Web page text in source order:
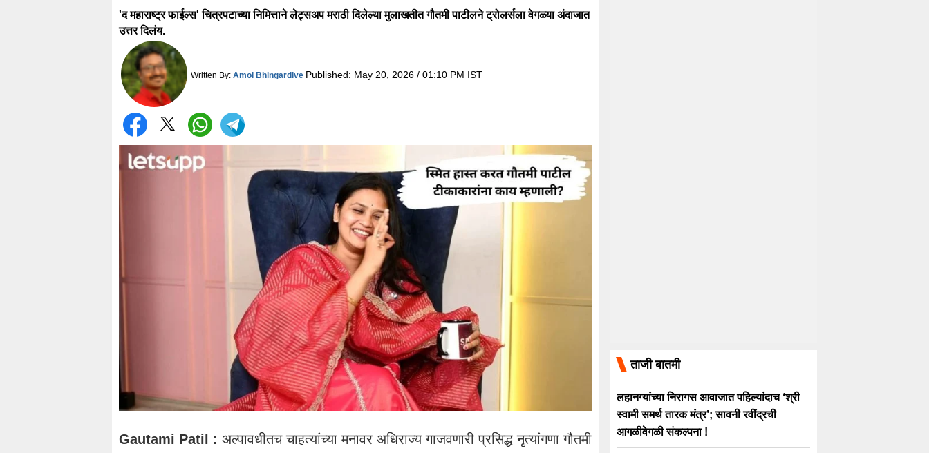
'द महाराष्ट्र फाईल्स' चित्रपटाच्या निमित्ताने लेट्सअप मराठी दिलेल्या मुलाखतीत गौतमी पाटीलने ट्रोलर्सला वेगळ्या अंदाजात
उत्तर दिलंय.
Written By: Amol Bhingardive Published: May 20, 2026 / 01:10 PM IST
Gautami Patil : अल्पावधीतच चाहत्यांच्या मनावर अधिराज्य गाजवणारी प्रसिद्ध नृत्यांगणा गौतमी
ताजी बातमी
लहानग्यांच्या निरागस आवाजात पहिल्यांदाच ‘श्री
स्वामी समर्थ तारक मंत्र’; सावनी रवींद्रची
आगळीवेगळी संकल्पना !